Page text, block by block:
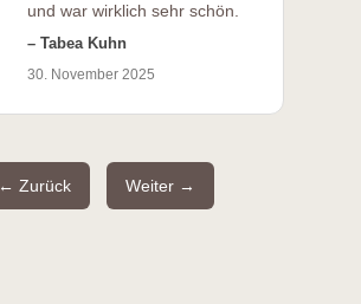
und war wirklich sehr schön.
– Tabea Kuhn
30. November 2025
← Zurück Weiter →